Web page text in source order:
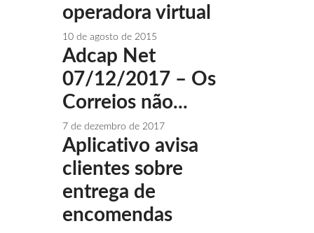
operadora virtual
10 de agosto de 2015
Adcap Net
07/12/2017 – Os
Correios não...
7 de dezembro de 2017
Aplicativo avisa
clientes sobre
entrega de
encomendas